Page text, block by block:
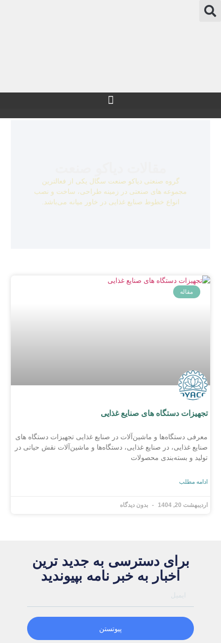
گروه صنعتی دیاکو صنعت سگال یکی از فعالترین
مجموعه های صنعتی در زمینه طراحی، ساخت و نصب
انواع خطوط صنایع غذایی در خاور میانه می‌باشد.
مقاله
تجهیزات دستگاه های صنایع غذایی
معرفی دستگاه‌ها و ماشین‌آلات در صنایع غذایی تجهیزات دستگاه های
صنایع غذایی، در صنایع غذایی، دستگاه‌ها و ماشین‌آلات نقش حیاتی در
تولید و بسته‌بندی محصولات
ادامه مطلب
اردیبهشت 20, 1404 بدون دیدگاه
برای دسترسی به جدید ترین
اخبار به خبر نامه بپیوندید
پیوتستن